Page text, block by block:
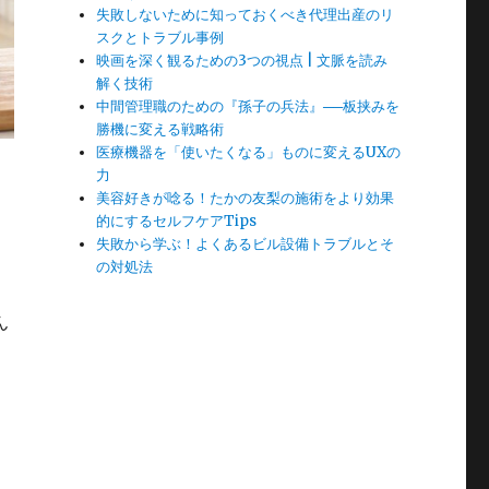
失敗しないために知っておくべき代理出産のリ
スクとトラブル事例
映画を深く観るための3つの視点 | 文脈を読み
解く技術
中間管理職のための『孫子の兵法』──板挟みを
勝機に変える戦略術
医療機器を「使いたくなる」ものに変えるUXの
力
美容好きが唸る！たかの友梨の施術をより効果
的にするセルフケアTips
失敗から学ぶ！よくあるビル設備トラブルとそ
の対処法